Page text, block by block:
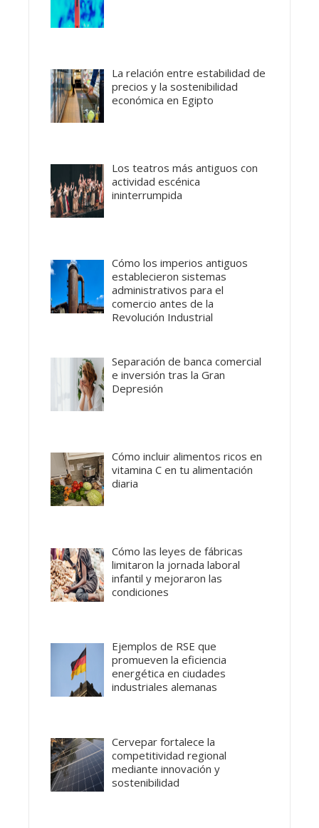
La relación entre estabilidad de
precios y la sostenibilidad
económica en Egipto
Los teatros más antiguos con
actividad escénica
ininterrumpida
Cómo los imperios antiguos
establecieron sistemas
administrativos para el
comercio antes de la
Revolución Industrial
Separación de banca comercial
e inversión tras la Gran
Depresión
Cómo incluir alimentos ricos en
vitamina C en tu alimentación
diaria
Cómo las leyes de fábricas
limitaron la jornada laboral
infantil y mejoraron las
condiciones
Ejemplos de RSE que
promueven la eficiencia
energética en ciudades
industriales alemanas
Cervepar fortalece la
competitividad regional
mediante innovación y
sostenibilidad